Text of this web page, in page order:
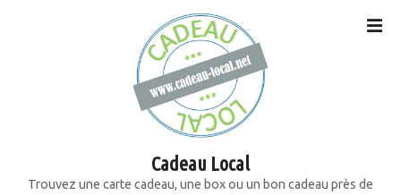
Cadeau Local
Trouvez une carte cadeau, une box ou un bon cadeau près de